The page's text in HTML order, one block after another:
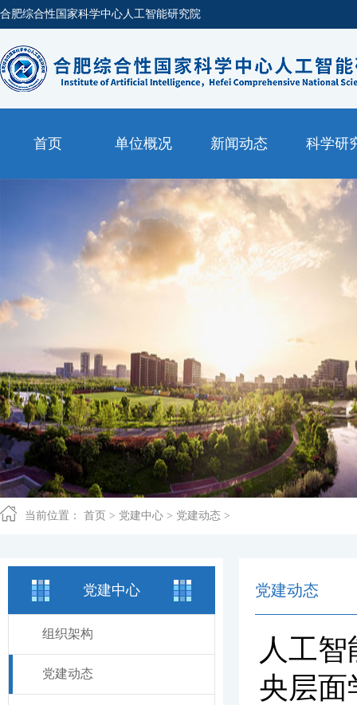
合肥综合性国家科学中心人工智能研究院
首页 单位概况 新闻动态 科学研
当前位置： 首页 > 党建中心 > 党建动态 >
党建中心
组织架构
党建动态
党建动态
人工
央层面